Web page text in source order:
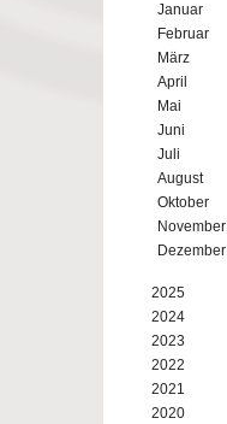
Januar
Februar
März
April
Mai
Juni
Juli
August
Oktober
November
Dezember
2025
2024
2023
2022
2021
2020